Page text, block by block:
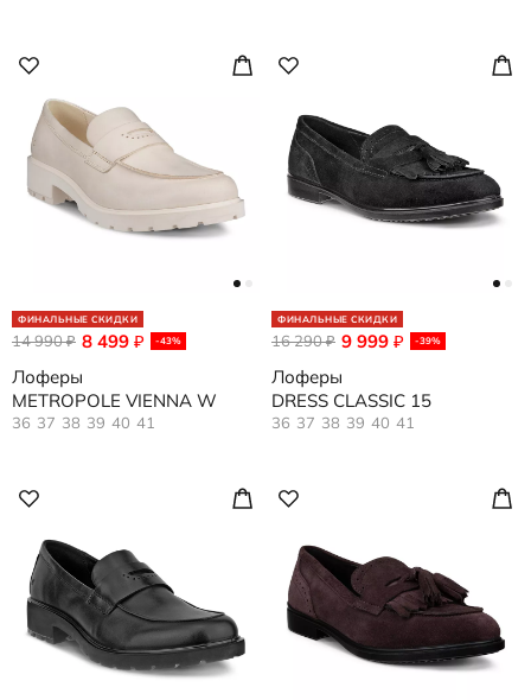
ФИНАЛЬНЫЕ СКИДКИ
8 499 ₽ -43%
14 990₽
Лоферы
METROPOLE VIENNA W
36 37 38 39 40 41
ФИНАЛЬНЫЕ СКИДКИ
9 999 ₽ -39%
16 290₽
Лоферы
DRESS CLASSIC 15
36 37 38 39 40 41